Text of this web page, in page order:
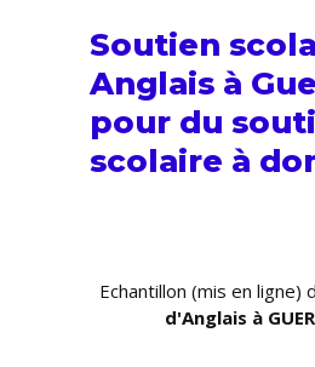
Soutien
Anglais à
pour du
scolaire à
Echantillon (mis en ligne)
d'Anglais à